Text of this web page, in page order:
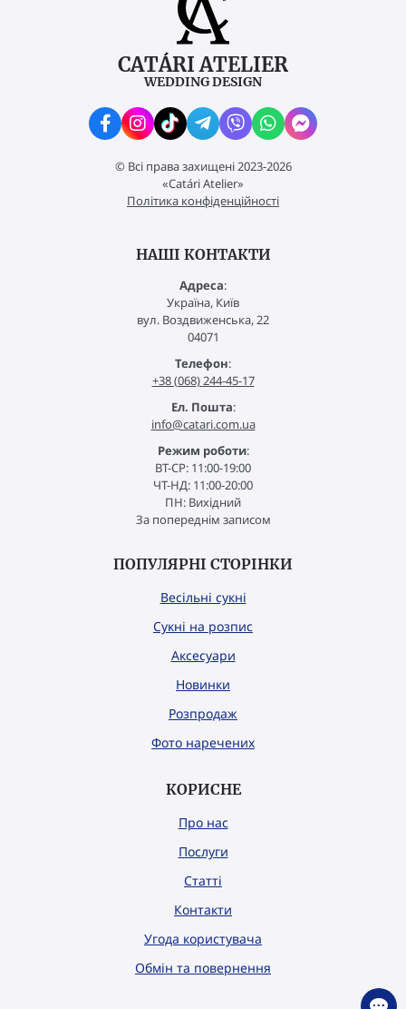
CATÁRI ATELIER
WEDDING DESIGN
© Всі права захищені 2023-2026
«Catári Atelier»
Політика конфіденційності
НАШІ КОНТАКТИ
Адреса:
Україна, Київ
вул. Воздвиженська, 22
04071
Телефон:
+38 (068) 244-45-17
Ел. Пошта:
info@catari.com.ua
Режим роботи:
ВТ-СР: 11:00-19:00
ЧТ-НД: 11:00-20:00
ПН: Вихідний
За попереднім записом
ПОПУЛЯРНІ СТОРІНКИ
Весільні сукні
Сукні на розпис
Аксесуари
Новинки
Розпродаж
Фото наречених
КОРИСНЕ
Про нас
Послуги
Статті
Контакти
Угода користувача
Обмін та повернення